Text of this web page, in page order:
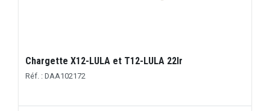
Chargette X12-LULA et T12-LULA 22lr
Réf. : DAA102172